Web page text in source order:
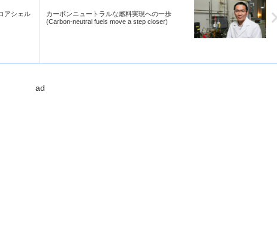
アシェル
カーボンニュートラルな燃料実現への一歩
(Carbon-neutral fuels move a step closer)
ad